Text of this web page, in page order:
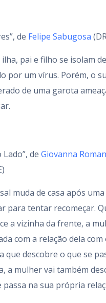
de Felipe Sabugosa
pai e filho se isolam
por um vírus. Porém, o
de uma garota
Lado”, de Giovanna
muda de casa após
para tentar recomeçar.
a vizinha da frente, a
com a relação dela
que descobre o que se
a mulher vai também
passa na sua própria